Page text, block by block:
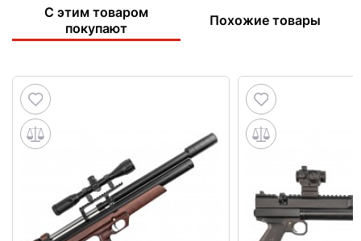
С этим товаром
покупают
Похожие товары